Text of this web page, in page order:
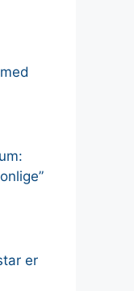
er